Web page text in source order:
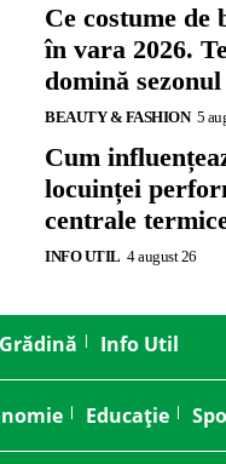
Ce costume de
în vara 2026.
domină
BEAUTY & FASHION 5
Cum
locuinței
centrale
INFO UTIL 4 august 26
Grădină Info Util
Educație